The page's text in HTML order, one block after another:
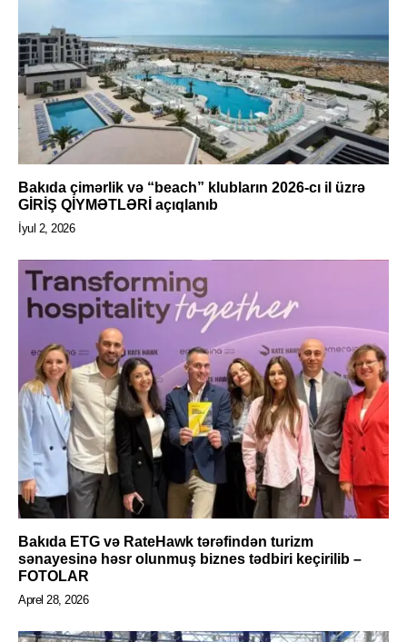
Bakıda çimərlik və “beach” klubların 2026-cı il üzrə
GİRİŞ QİYMƏTLƏRİ açıqlanıb
İyul 2, 2026
Bakıda ETG və RateHawk tərəfindən turizm
sənayesinə həsr olunmuş biznes tədbiri keçirilib –
FOTOLAR
Aprel 28, 2026